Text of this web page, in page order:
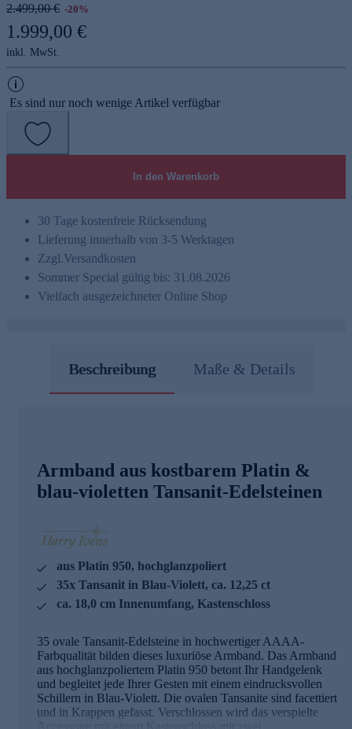
2.499,00 € -20%
1.999,00 €
inkl. MwSt.
Es sind nur noch wenige Artikel verfügbar
In den Warenkorb
30 Tage kostenfreie Rücksendung
Lieferung innerhalb von 3-5 Werktagen
Zzgl.Versandkosten
Sommer Special gültig bis: 31.08.2026
Vielfach ausgezeichneter Online Shop
Beschreibung Maße & Details
Armband aus kostbarem Platin &
blau-violetten Tansanit-Edelsteinen
aus Platin 950, hochglanzpoliert
35x Tansanit in Blau-Violett, ca. 12,25 ct
ca. 18,0 cm Innenumfang, Kastenschloss
35 ovale Tansanit-Edelsteine in hochwertiger AAAA-
Farbqualität bilden dieses luxuriöse Armband. Das Armband
aus hochglanzpoliertem Platin 950 betont Ihr Handgelenk
und begleitet jede Ihrer Gesten mit einem eindrucksvollen
Schillern in Blau-Violett. Die ovalen Tansanite sind facettiert
und in Krappen gefasst. Verschlossen wird das verspielte
Accessoire mit einem Kastenschloss mit zwei